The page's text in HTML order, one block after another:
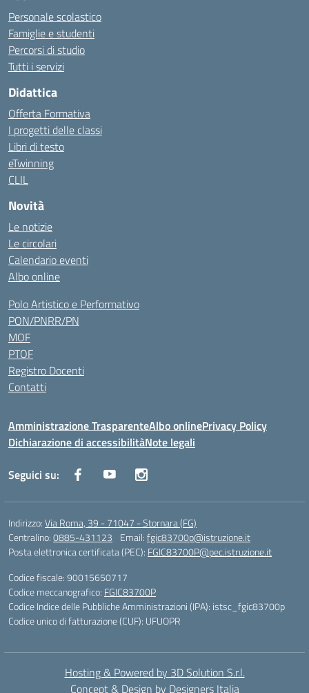
Personale scolastico
Famiglie e studenti
Percorsi di studio
Tutti i servizi
Didattica
Offerta Formativa
I progetti delle classi
Libri di testo
eTwinning
CLIL
Novità
Le notizie
Le circolari
Calendario eventi
Albo online
Polo Artistico e Performativo
PON/PNRR/PN
MOF
PTOF
Registro Docenti
Contatti
Amministrazione TrasparenteAlbo onlinePrivacy Policy
Dichiarazione di accessibilitàNote legali
Seguici su:
Indirizzo:Via Roma, 39 - 71047 - Stornara (FG)
Centralino:0885-431123 Email:fgic83700p@istruzione.it
Posta elettronica certificata (PEC): FGIC83700P@pec.istruzione.it
Codice fiscale: 90015650717
Codice meccanografico: FGIC83700P
Codice Indice delle Pubbliche Amministrazioni (IPA): istsc_fgic83700p
Codice unico di fatturazione (CUF): UFUOPR
Hosting & Powered by 3D Solution S.r.l.
Concept & Design by Designers Italia